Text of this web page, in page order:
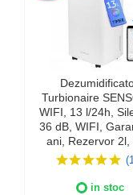
Turbionaire
WIFI, 13 l/24h,
36 dB, WIFI,
ani, Rezervor 2l,
m³/h, Control
Indicator
umiditate, Timer,
in stoc